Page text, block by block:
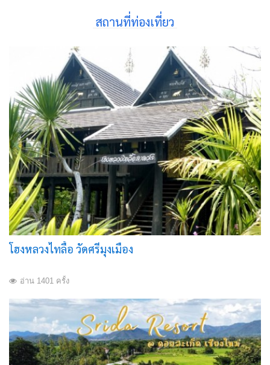
สถานที่ท่องเที่ยว
โฮงหลวงไทลื้อ วัดศรีมุงเมือง
อ่าน 1401 ครั้ง